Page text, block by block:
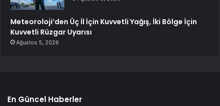
Meteoroloji’den Üç İl İçin Kuvvetli Yağış, İki Bölge İçin
Kuvvetli Rüzgar Uyarısı
Ağustos 5, 2026
En Güncel Haberler